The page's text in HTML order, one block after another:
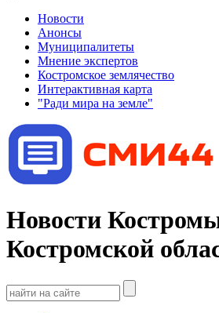
Новости
Анонсы
Муниципалитеты
Мнение экспертов
Костромское землячество
Интерактивная карта
"Ради мира на земле"
Новости
Костромской